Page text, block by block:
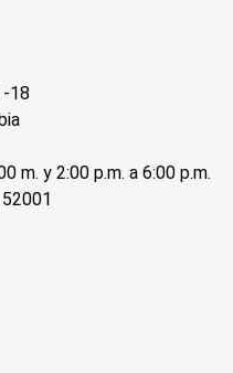
-18
m. y 2:00 p.m. a 6:00 p.m.